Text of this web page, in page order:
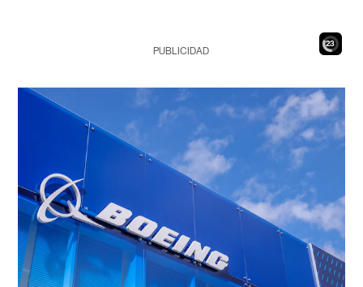
21
PUBLICIDAD